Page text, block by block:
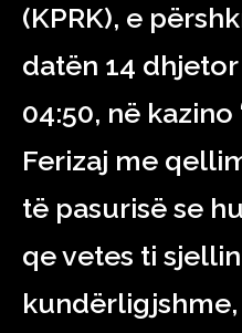
(KPRK), e
datën 14
04:50, në kazino
Ferizaj me
të pasurisë se
qe vetes ti